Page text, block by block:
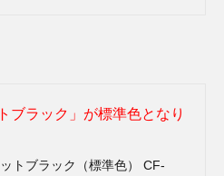
ブラック」が標準色となり
トブラック（標準色） CF-